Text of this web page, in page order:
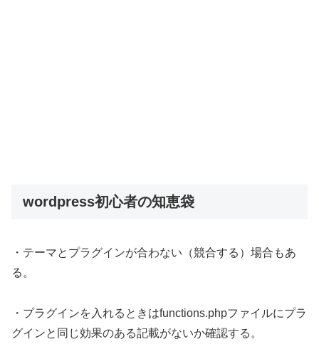
wordpress初心者の知恵袋
・テーマとプラグインが合わない（競合する）場合もあ
る。
・プラグインを入れるときはfunctions.phpファイルにプラ
グインと同じ効果のある記載がないか確認する。